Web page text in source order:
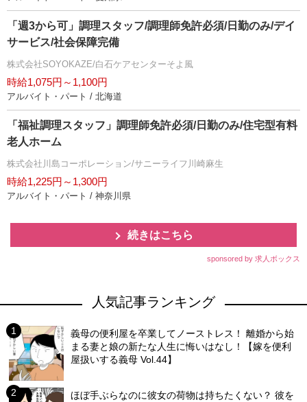
「週3から可」調理スタッフ/調理師免許必須/日勤のみ/デイ
サービス/社会保障完備
株式会社SOYOKAZE/白石ケアセンターそよ風
時給1,075円～1,100円
アルバイト・パート / 北海道
「福祉調理スタッフ」調理師免許必須/日勤のみ/住宅型有料
老人ホーム
株式会社川島コーポレーション/サニーライフ川崎麻生
時給1,225円～1,300円
アルバイト・パート / 神奈川県
続きはこちら
sponsored by 求人ボックス
人気記事ランキング
義母の便利屋を卒業してノーストレス！ 離婚から始
まる妻と娘の新たな人生に悔いはなし！【嫁を便利
屋扱いする義母 Vol.44】
ほぼ手ぶらなのに彼女の荷物は持ちたくない？ 彼を